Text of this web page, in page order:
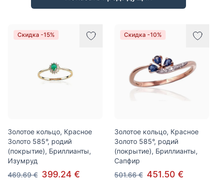
Скидка -15%
Золотое кольцо, Красное
Золото 585°, родий
(покрытие), Бриллианты,
Изумруд
469.69 € 399.24 €
Скидка -10%
Золотое кольцо, Красное
Золото 585°, родий
(покрытие), Бриллианты,
Сапфир
501.66 € 451.50 €